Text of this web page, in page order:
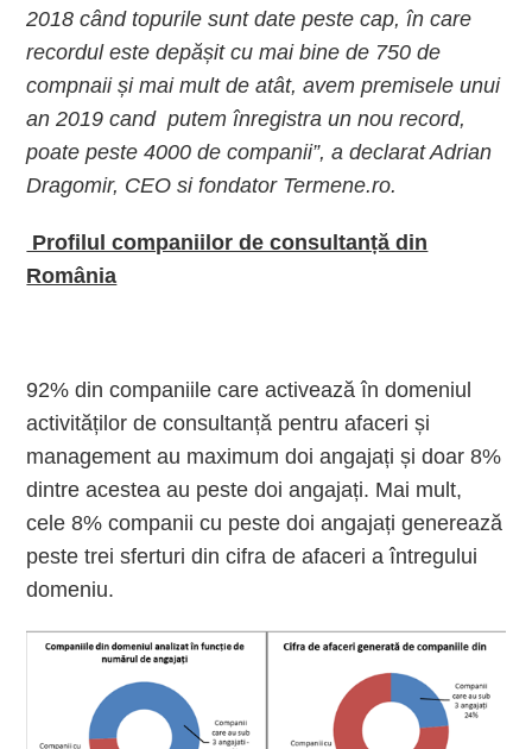
2018 când topurile sunt date peste cap, în care
recordul este depășit cu mai bine de 750 de
compnaii și mai mult de atât, avem premisele unui
an 2019 cand putem înregistra un nou record,
poate peste 4000 de companii”, a declarat Adrian
Dragomir, CEO si fondator Termene.ro.
Profilul companiilor de consultanță din
România
92% din companiile care activează în domeniul
activităților de consultanță pentru afaceri și
management au maximum doi angajați și doar 8%
dintre acestea au peste doi angajați. Mai mult,
cele 8% companii cu peste doi angajați generează
peste trei sferturi din cifra de afaceri a întregului
domeniu.